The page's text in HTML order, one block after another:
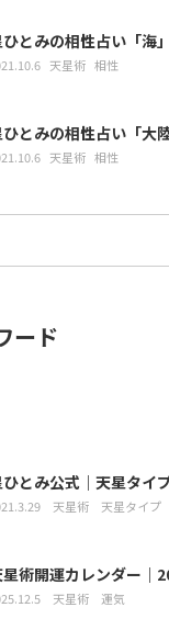
とみの相性占い「海
天星術 相性
とみの相性占い「大
天星術 相性
ード
とみ公式｜天星タイ
天星術 天星タイプ
術開運カレンダー｜
天星術 運気